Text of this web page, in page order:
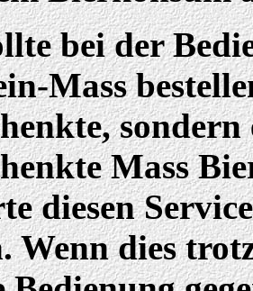
bei der
Mass
Mass
diesen
Wenn dies